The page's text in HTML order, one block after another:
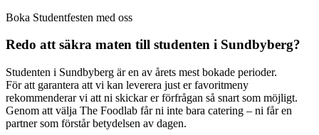
Boka Studentfesten med oss
Redo att säkra maten till studenten i Sundbyberg?
Studenten i Sundbyberg är en av årets mest bokade perioder.
För att garantera att vi kan leverera just er favoritmeny
rekommenderar vi att ni skickar er förfrågan så snart som möjligt.
Genom att välja The Foodlab får ni inte bara catering – ni får en
partner som förstår betydelsen av dagen.